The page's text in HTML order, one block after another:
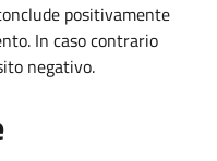
positivamente
In caso contrario
negativo.